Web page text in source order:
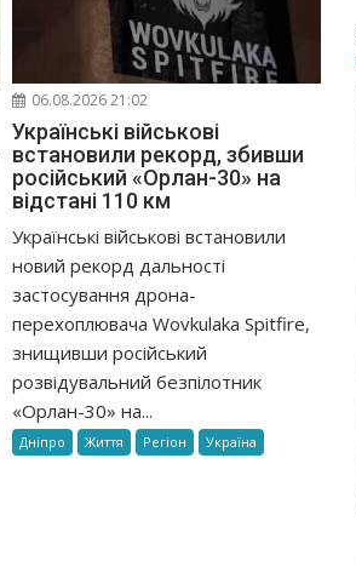
06.08.2026 21:02
Українські військові
встановили рекорд, збивши
російський «Орлан-30» на
відстані 110 км
Українські військові встановили
новий рекорд дальності
застосування дрона-
перехоплювача Wovkulaka Spitfire,
знищивши російський
розвідувальний безпілотник
«Орлан-30» на...
Дніпро Життя Регіон Україна